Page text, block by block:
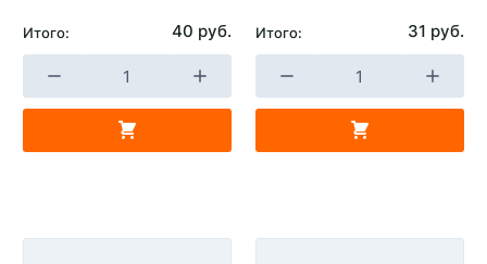
Итого: 40 руб. Итого: 31 руб.